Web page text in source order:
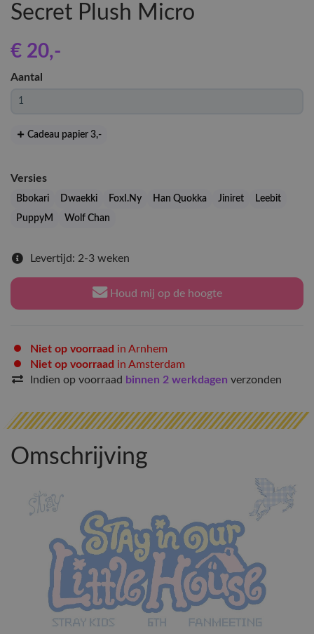
Secret Plush Micro
€ 20,-
Aantal
Cadeau papier 3,-
Versies
Bbokari Dwaekki FoxI.Ny Han Quokka Jiniret
Leebit
PuppyM
Wolf Chan
Levertijd: 2-3 weken
Houd mij op de hoogte
Niet op voorraad in Arnhem
Niet op voorraad in Amsterdam
Indien op voorraad binnen 2 werkdagen verzonden
Omschrijving